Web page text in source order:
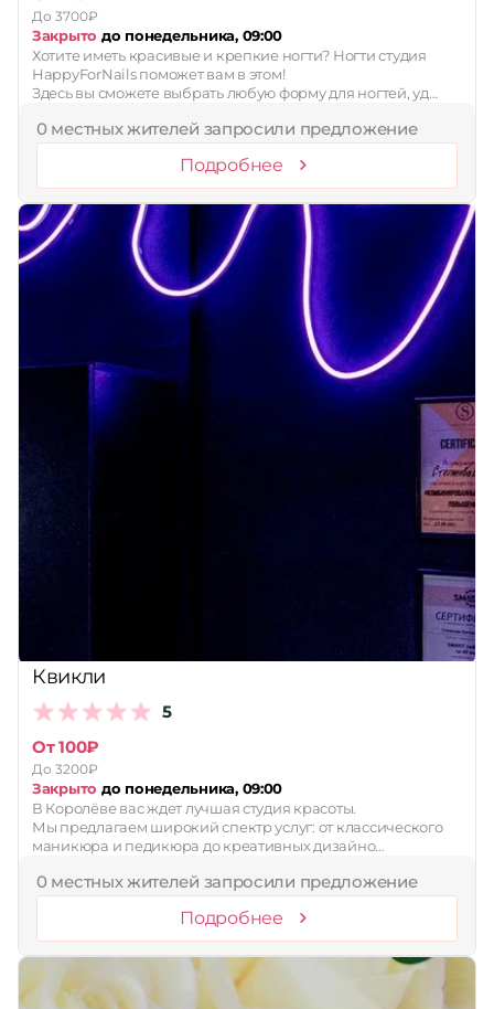
До 3700₽
Закрыто до понедельника, 09:00
Хотите иметь красивые и крепкие ногти? Ногти студия
HappyForNails поможет вам в этом!
Здесь вы сможете выбрать любую форму для ногтей, уд…
0 местных жителей запросили предложение
Подробнее
Квикли
5
От 100₽
До 3200₽
Закрыто до понедельника, 09:00
В Королёве вас ждет лучшая студия красоты.
Мы предлагаем широкий спектр услуг: от классического
маникюра и педикюра до креативных дизайно…
0 местных жителей запросили предложение
Подробнее